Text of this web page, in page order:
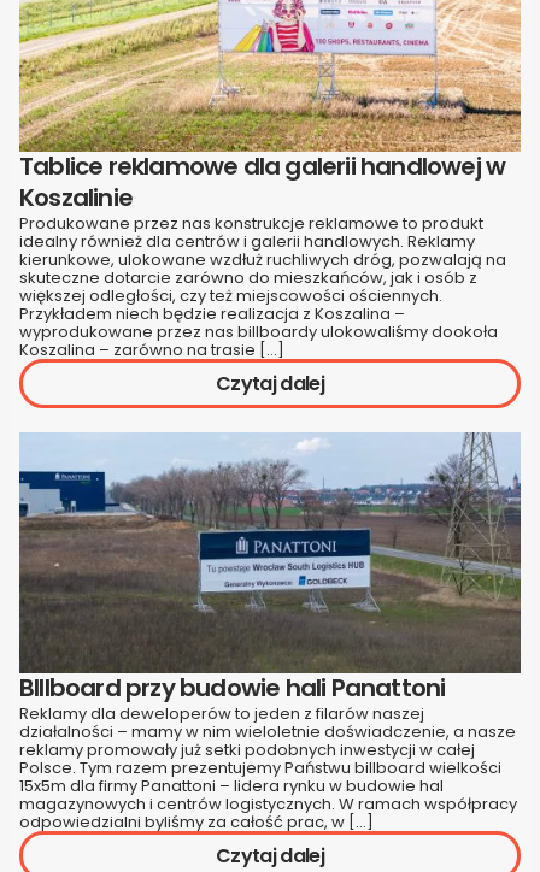
Tablice reklamowe dla galerii handlowej w
Koszalinie
Produkowane przez nas konstrukcje reklamowe to produkt
idealny również dla centrów i galerii handlowych. Reklamy
kierunkowe, ulokowane wzdłuż ruchliwych dróg, pozwalają na
skuteczne dotarcie zarówno do mieszkańców, jak i osób z
większej odległości, czy też miejscowości ościennych.
Przykładem niech będzie realizacja z Koszalina –
wyprodukowane przez nas billboardy ulokowaliśmy dookoła
Koszalina – zarówno na trasie […]
Czytaj dalej
BIllboard przy budowie hali Panattoni
Reklamy dla deweloperów to jeden z filarów naszej
działalności – mamy w nim wieloletnie doświadczenie, a nasze
reklamy promowały już setki podobnych inwestycji w całej
Polsce. Tym razem prezentujemy Państwu billboard wielkości
15x5m dla firmy Panattoni – lidera rynku w budowie hal
magazynowych i centrów logistycznych. W ramach współpracy
odpowiedzialni byliśmy za całość prac, w […]
Czytaj dalej